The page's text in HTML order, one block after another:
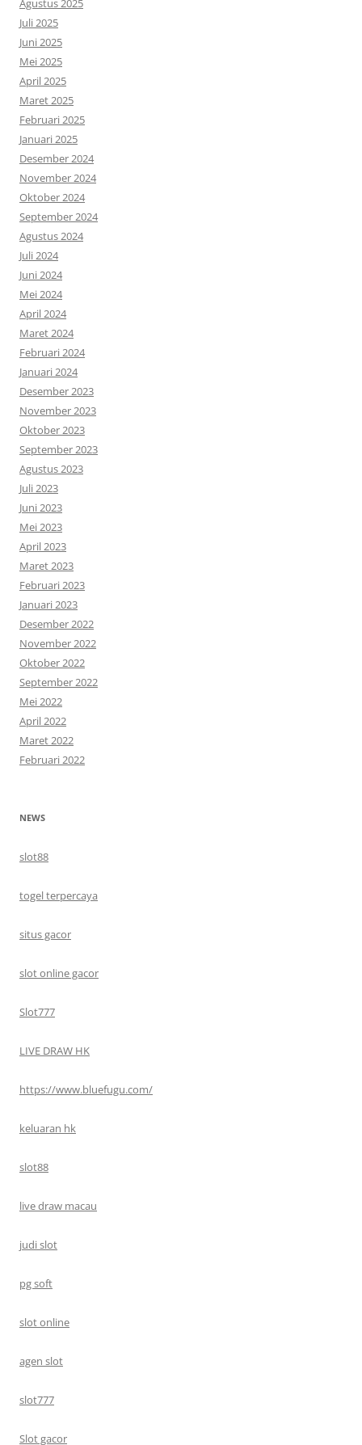
Juli 2025
Juni 2025
Mei 2025
April 2025
Maret 2025
Februari 2025
Januari 2025
Desember 2024
November 2024
Oktober 2024
September 2024
Agustus 2024
Juli 2024
Juni 2024
Mei 2024
April 2024
Maret 2024
Februari 2024
Januari 2024
Desember 2023
November 2023
Oktober 2023
September 2023
Agustus 2023
Juli 2023
Juni 2023
Mei 2023
April 2023
Maret 2023
Februari 2023
Januari 2023
Desember 2022
November 2022
Oktober 2022
September 2022
Mei 2022
April 2022
Maret 2022
Februari 2022
NEWS
slot88
togel terpercaya
situs gacor
slot online gacor
Slot777
LIVE DRAW HK
https://www.bluefugu.com/
keluaran hk
slot88
live draw macau
judi slot
pg soft
slot online
agen slot
slot777
Slot gacor